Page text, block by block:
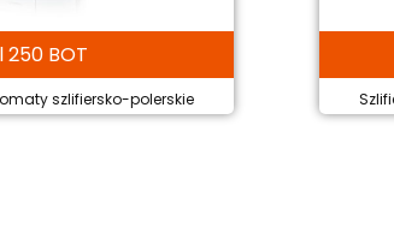
250 BOT
szlifiersko-polerskie